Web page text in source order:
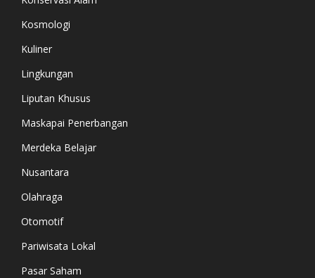
Kosmologi
Kuliner
Lingkungan
Liputan Khusus
Maskapai Penerbangan
Merdeka Belajar
Nusantara
Olahraga
Otomotif
Pariwisata Lokal
Pasar Saham